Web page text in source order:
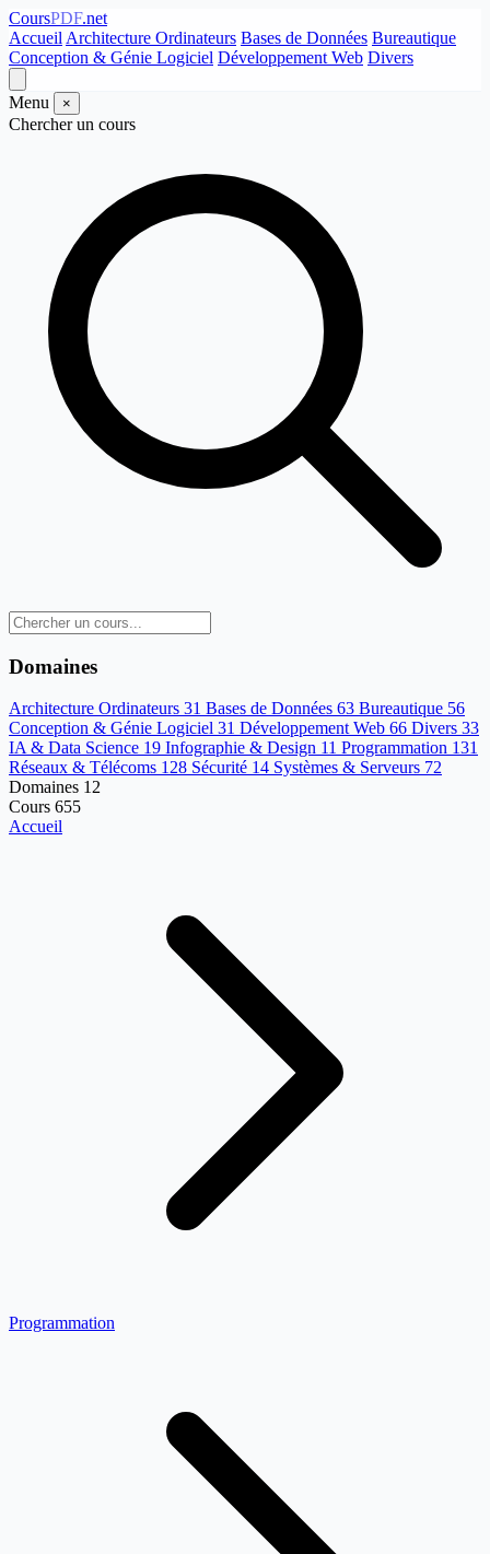
CoursPDF.net
Accueil Architecture Ordinateurs Bases de Données Bureautique
Conception & Génie Logiciel Développement Web Divers
Menu ×
Chercher un cours
Domaines
Architecture Ordinateurs 31 Bases de Données 63 Bureautique 56
Conception & Génie Logiciel 31 Développement Web 66 Divers 33
IA & Data Science 19 Infographie & Design 11 Programmation 131
Réseaux & Télécoms 128 Sécurité 14 Systèmes & Serveurs 72
Domaines 12
Cours 655
Accueil
Programmation